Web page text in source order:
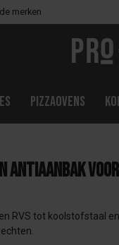
merken
Pizzaovens
antiaanbak
RVS tot koolstofstaal